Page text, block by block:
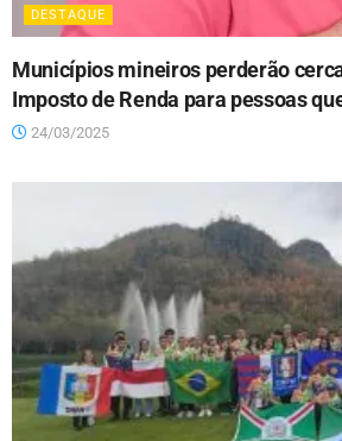
DESTAQUE
Municípios mineiros perderão
Imposto de Renda para pessoas
24/03/2025